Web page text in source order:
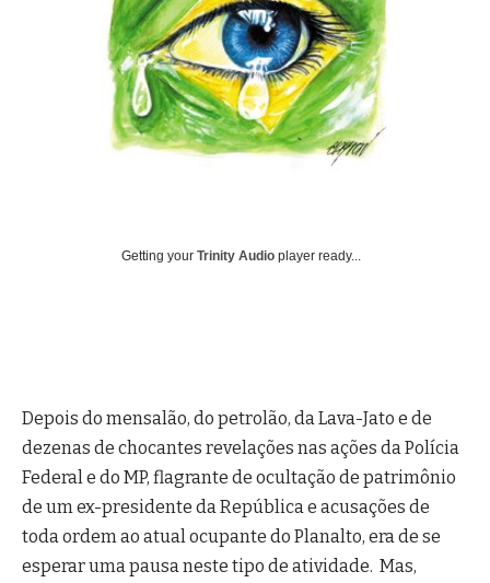
Getting your Trinity Audio player ready...
Depois do mensalão, do petrolão, da Lava-Jato e de
dezenas de chocantes revelações nas ações da Polícia
Federal e do MP, flagrante de ocultação de patrimônio
de um ex-presidente da República e acusações de
toda ordem ao atual ocupante do Planalto, era de se
esperar uma pausa neste tipo de atividade. Mas,